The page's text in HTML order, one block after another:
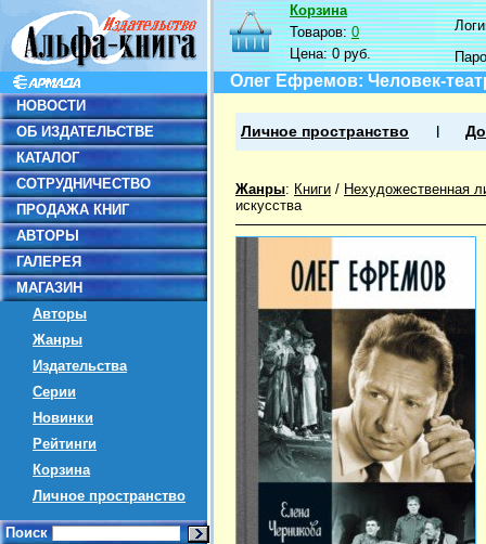
НОВОСТИ
ОБ ИЗДАТЕЛЬСТВЕ
КАТАЛОГ
СОТРУДНИЧЕСТВО
ПРОДАЖА КНИГ
АВТОРЫ
ГАЛЕРЕЯ
МАГАЗИН
Авторы
Жанры
Издательства
Серии
Новинки
Рейтинги
Корзина
Личное пространство
Поиск
Корзина
Товаров:0
Цена:0 руб.
Олег Ефремов: Человек-
Личное пространство
Жанры: Книги / Нехудожественная
искусства